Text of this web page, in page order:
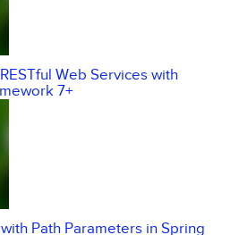
Web Services with
7+
Path Parameters in Spring